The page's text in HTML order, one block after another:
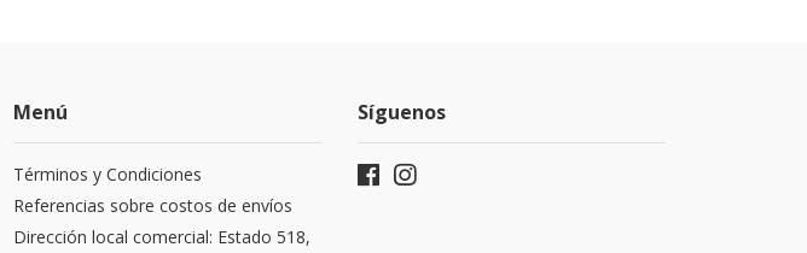
Menú
Términos y Condiciones
Referencias sobre costos de envíos
Dirección local comercial: Estado 518,
Síguenos